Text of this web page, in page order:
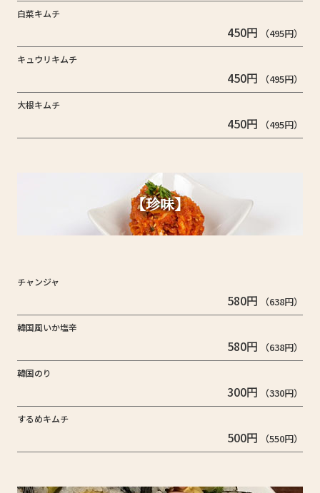
白菜キムチ
450円 （495円）
キュウリキムチ
450円 （495円）
大根キムチ
450円 （495円）
【珍味】
チャンジャ
580円 （638円）
韓国風いか塩辛
580円 （638円）
韓国のり
300円 （330円）
するめキムチ
500円 （550円）